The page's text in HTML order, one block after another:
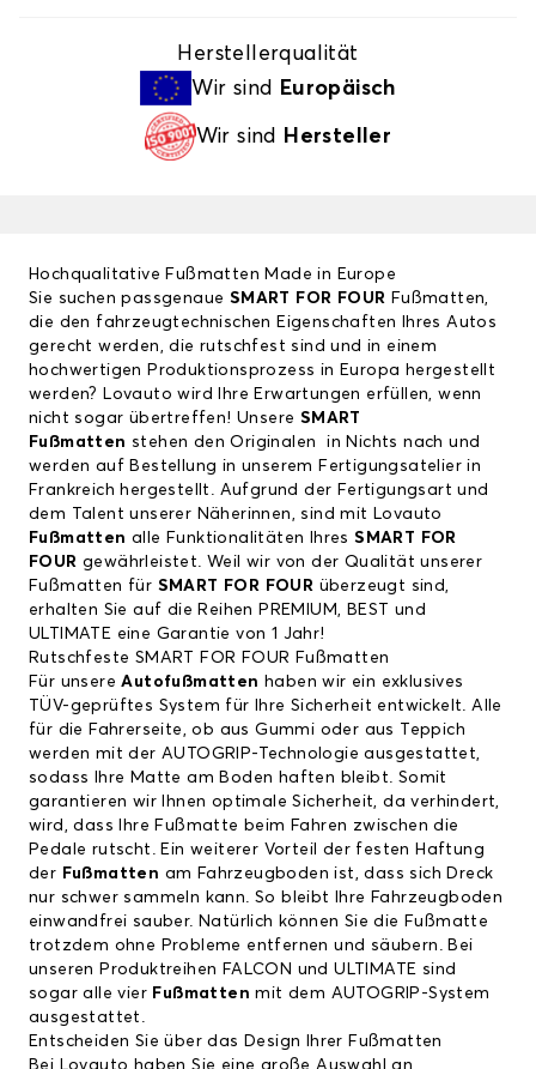
Herstellerqualität
Wir sind
Europäisch
Wir sind Hersteller
Hochqualitative Fußmatten Made in Europe
Sie suchen passgenaue SMART FOR FOUR Fußmatten,
die den fahrzeugtechnischen Eigenschaften Ihres Autos
gerecht werden, die rutschfest sind und in einem
hochwertigen Produktionsprozess in Europa hergestellt
werden? Lovauto wird Ihre Erwartungen erfüllen, wenn
nicht sogar übertreffen! Unsere SMART
Fußmatten stehen den Originalen in Nichts nach und
werden auf Bestellung in unserem Fertigungsatelier in
Frankreich hergestellt. Aufgrund der Fertigungsart und
dem Talent unserer Näherinnen, sind mit Lovauto
Fußmatten alle Funktionalitäten IhresSMART FOR
FOUR gewährleistet. Weil wir von der Qualität unserer
Fußmatten für SMART FOR FOUR überzeugt sind,
erhalten Sie auf die Reihen PREMIUM, BEST und
ULTIMATE eine Garantie von 1 Jahr!
Rutschfeste SMART FOR FOUR Fußmatten
Für unsereAutofußmatten haben wir ein exklusives
TÜV-geprüftes System für Ihre Sicherheit entwickelt. Alle
für die Fahrerseite, ob aus Gummi oder aus Teppich
werden mit der AUTOGRIP-Technologie ausgestattet,
sodass Ihre Matte am Boden haften bleibt. Somit
garantieren wir Ihnen optimale Sicherheit, da verhindert,
wird, dass Ihre Fußmatte beim Fahren zwischen die
Pedale rutscht. Ein weiterer Vorteil der festen Haftung
der Fußmatten am Fahrzeugboden ist, dass sich Dreck
nur schwer sammeln kann. So bleibt Ihre Fahrzeugboden
einwandfrei sauber. Natürlich können Sie die Fußmatte
trotzdem ohne Probleme entfernen und säubern. Bei
unseren Produktreihen FALCON und ULTIMATE sind
sogar alle vier Fußmatten mit dem AUTOGRIP-System
ausgestattet.
Entscheiden Sie über das Design Ihrer Fußmatten